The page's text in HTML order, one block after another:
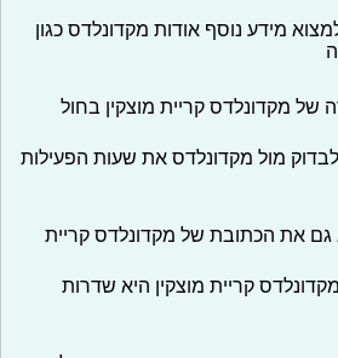
מידע נוסף אודות מקדונלדס כגון
של מקדונלדס קריית מוצקין בחול
מול מקדונלדס את שעות הפעילות
גם את הכתובת של מקדונלדס קריית
קריית מוצקין היא שדרות